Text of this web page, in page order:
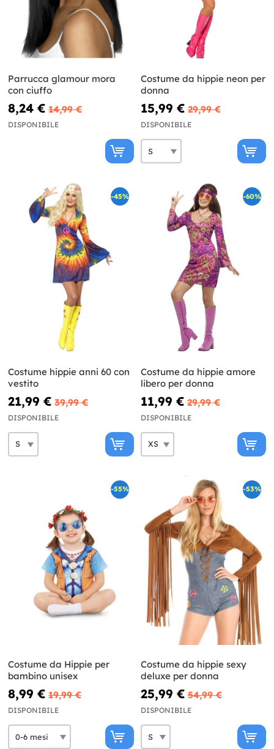
Parrucca glamour mora
con ciuffo
8,24 € 14,99 €
DISPONIBILE
Costume da hippie neon per
donna
15,99 € 29,99 €
DISPONIBILE
-45%
Costume hippie anni 60 con
vestito
21,99 € 39,99 €
DISPONIBILE
-60%
Costume da hippie amore
libero per donna
11,99 € 29,99 €
DISPONIBILE
-55%
Costume da Hippie per
bambino unisex
8,99 € 19,99 €
DISPONIBILE
-53%
Costume da hippie sexy
deluxe per donna
25,99 € 54,99 €
DISPONIBILE